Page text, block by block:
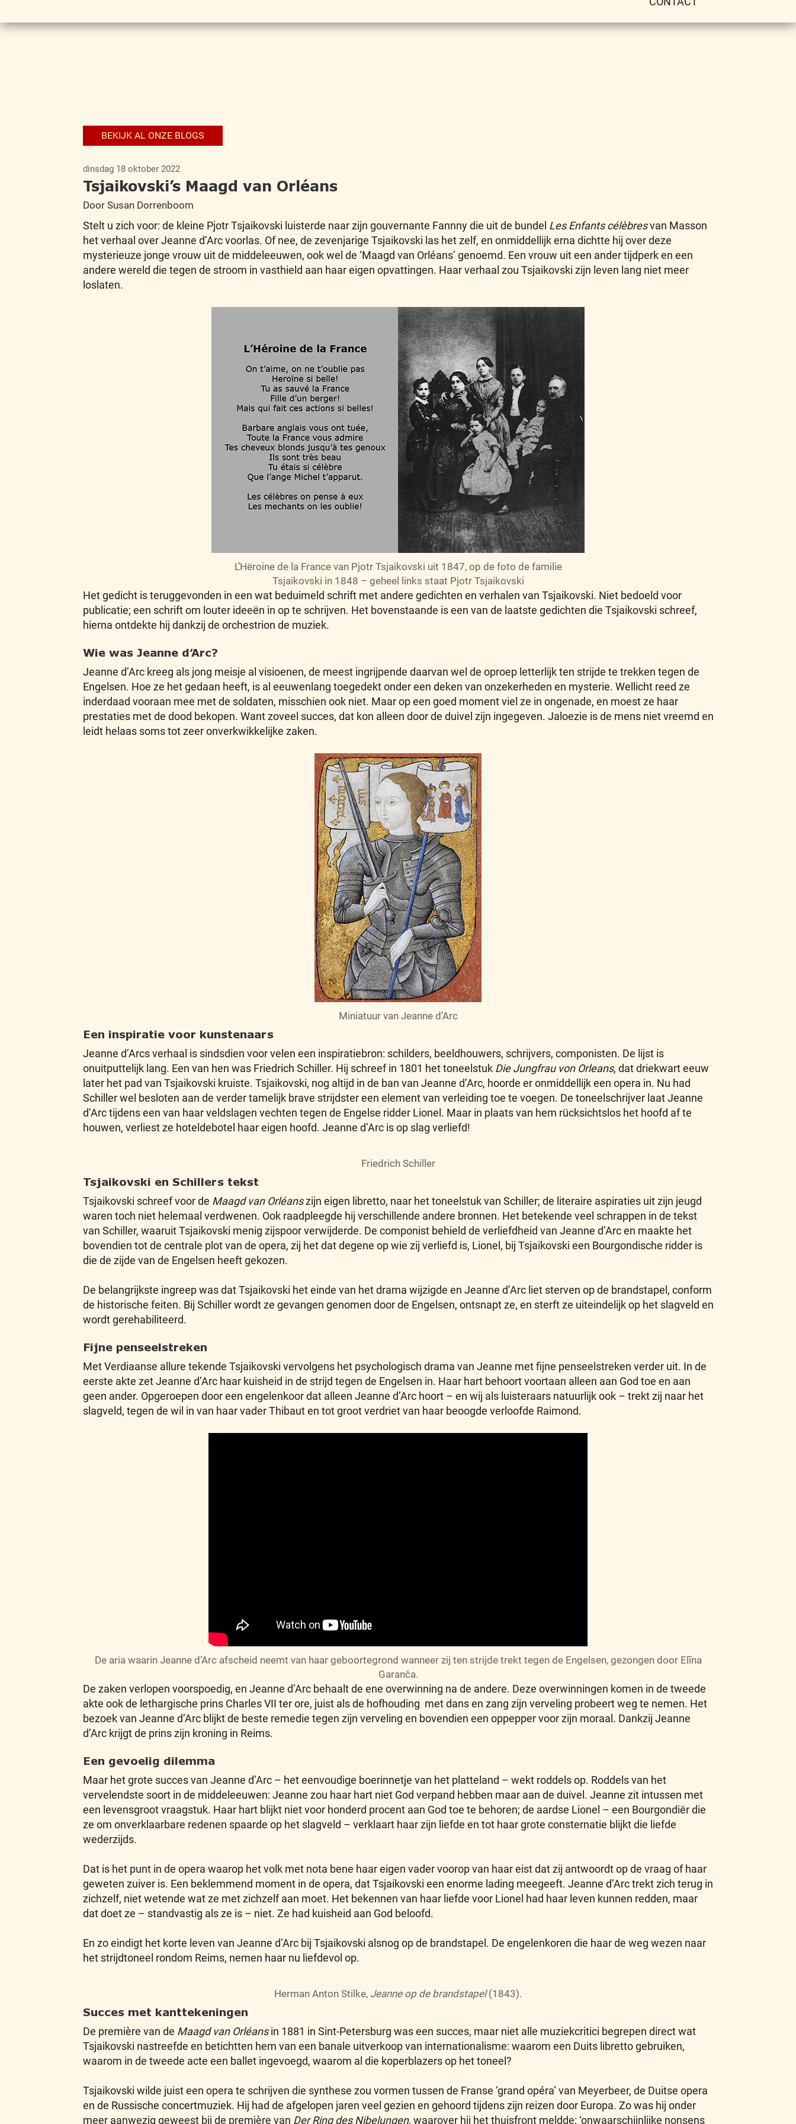
BEKIJK AL ONZE BLOGS
dinsdag 18 oktober 2022
Tsjaikovski’s Maagd van Orléans
Door Susan Dorrenboom
Stelt u zich voor: de kleine Pjotr Tsjaikovski luisterde naar zijn gouvernante Fannny die uit de bundel Les Enfants célèbresvan Masson
het verhaal over Jeanne d’Arc voorlas. Of nee, de zevenjarige Tsjaikovski las het zelf, en onmiddellijk erna dichtte hij over deze
mysterieuze jonge vrouw uit de middeleeuwen, ook wel de ‘Maagd van Orléans’ genoemd. Een vrouw uit een ander tijdperk en een
andere wereld die tegen de stroom in vasthield aan haar eigen opvattingen. Haar verhaal zou Tsjaikovski zijn leven lang niet meer
loslaten.
L’Hëroine de la France van Pjotr Tsjaikovski uit 1847, op de foto de familie
Tsjaikovski in 1848 – geheel links staat Pjotr Tsjaikovski
Het gedicht is teruggevonden in een wat beduimeld schrift met andere gedichten en verhalen van Tsjaikovski. Niet bedoeld voor
publicatie; een schrift om louter ideeën in op te schrijven. Het bovenstaande is een van de laatste gedichten die Tsjaikovski schreef,
hierna ontdekte hij dankzij de orchestrion de muziek.
Wie was Jeanne d’Arc?
Jeanne d’Arc kreeg als jong meisje al visioenen, de meest ingrijpende daarvan wel de oproep letterlijk ten strijde te trekken tegen de
Engelsen. Hoe ze het gedaan heeft, is al eeuwenlang toegedekt onder een deken van onzekerheden en mysterie. Wellicht reed ze
inderdaad vooraan mee met de soldaten, misschien ook niet. Maar op een goed moment viel ze in ongenade, en moest ze haar
prestaties met de dood bekopen. Want zoveel succes, dat kon alleen door de duivel zijn ingegeven. Jaloezie is de mens niet vreemd en
leidt helaas soms tot zeer onverkwikkelijke zaken.
Miniatuur van Jeanne d’Arc
Een inspiratie voor kunstenaars
Jeanne d’Arcs verhaal is sindsdien voor velen een inspiratiebron: schilders, beeldhouwers, schrijvers, componisten. De lijst is
onuitputtelijk lang. Een van hen was Friedrich Schiller. Hij schreef in 1801 het toneelstuk Die Jungfrau von Orleans, dat driekwart eeuw
later het pad van Tsjaikovski kruiste. Tsjaikovski, nog altijd in de ban van Jeanne d’Arc, hoorde er onmiddellijk een opera in. Nu had
Schiller wel besloten aan de verder tamelijk brave strijdster een element van verleiding toe te voegen. De toneelschrijver laat Jeanne
d’Arc tijdens een van haar veldslagen vechten tegen de Engelse ridder Lionel. Maar in plaats van hem rücksichtslos het hoofd af te
houwen, verliest ze hoteldebotel haar eigen hoofd. Jeanne d’Arc is op slag verliefd!
Friedrich Schiller
Tsjaikovski en Schillers tekst
Tsjaikovski schreef voor de Maagd van Orléanszijn eigen libretto, naar het toneelstuk van Schiller; de literaire aspiraties uit zijn jeugd
waren toch niet helemaal verdwenen. Ook raadpleegde hij verschillende andere bronnen. Het betekende veel schrappen in de tekst
van Schiller, waaruit Tsjaikovski menig zijspoor verwijderde. De componist behield de verliefdheid van Jeanne d’Arc en maakte het
bovendien tot de centrale plot van de opera, zij het dat degene op wie zij verliefd is, Lionel, bij Tsjaikovski een Bourgondische ridder is
die de zijde van de Engelsen heeft gekozen.
De belangrijkste ingreep was dat Tsjaikovski het einde van het drama wijzigde en Jeanne d’Arc liet sterven op de brandstapel, conform
de historische feiten. Bij Schiller wordt ze gevangen genomen door de Engelsen, ontsnapt ze, en sterft ze uiteindelijk op het slagveld en
wordt gerehabiliteerd.
Fijne penseelstreken
Met Verdiaanse allure tekende Tsjaikovski vervolgens het psychologisch drama van Jeanne met fijne penseelstreken verder uit. In de
eerste akte zet Jeanne d’Arc haar kuisheid in de strijd tegen de Engelsen in. Haar hart behoort voortaan alleen aan God toe en aan
geen ander. Opgeroepen door een engelenkoor dat alleen Jeanne d’Arc hoort – en wij als luisteraars natuurlijk ook – trekt zij naar het
slagveld, tegen de wil in van haar vader Thibaut en tot groot verdriet van haar beoogde verloofde Raimond.
De aria waarin Jeanne d’Arc afscheid neemt van haar geboortegrond wanneer zij ten strijde trekt tegen de Engelsen, gezongen door Elīna
Garanča.
De zaken verlopen voorspoedig, en Jeanne d’Arc behaalt de ene overwinning na de andere. Deze overwinningen komen in de tweede
akte ook de lethargische prins Charles VII ter ore, juist als de hofhouding met dans en zang zijn verveling probeert weg te nemen. Het
bezoek van Jeanne d’Arc blijkt de beste remedie tegen zijn verveling en bovendien een oppepper voor zijn moraal. Dankzij Jeanne
d’Arc krijgt de prins zijn kroning in Reims.
Een gevoelig dilemma
Maar het grote succes van Jeanne d’Arc – het eenvoudige boerinnetje van het platteland – wekt roddels op. Roddels van het
vervelendste soort in de middeleeuwen: Jeanne zou haar hart niet God verpand hebben maar aan de duivel. Jeanne zit intussen met
een levensgroot vraagstuk. Haar hart blijkt niet voor honderd procent aan God toe te behoren; de aardse Lionel – een Bourgondiër die
ze om onverklaarbare redenen spaarde op het slagveld – verklaart haar zijn liefde en tot haar grote consternatie blijkt die liefde
wederzijds.
Dat is het punt in de opera waarop het volk met nota bene haar eigen vader voorop van haar eist dat zij antwoordt op de vraag of haar
geweten zuiver is. Een beklemmend moment in de opera, dat Tsjaikovski een enorme lading meegeeft. Jeanne d’Arc trekt zich terug in
zichzelf, niet wetende wat ze met zichzelf aan moet. Het bekennen van haar liefde voor Lionel had haar leven kunnen redden, maar
dat doet ze – standvastig als ze is – niet. Ze had kuisheid aan God beloofd.
En zo eindigt het korte leven van Jeanne d’Arc bij Tsjaikovski alsnog op de brandstapel. De engelenkoren die haar de weg wezen naar
het strijdtoneel rondom Reims, nemen haar nu liefdevol op.
Herman Anton Stilke, Jeanne op de brandstapel(1843).
Succes met kanttekeningen
De première van de Maagd van Orléansin 1881 in Sint-Petersburg was een succes, maar niet alle muziekcritici begrepen direct wat
Tsjaikovski nastreefde en betichtten hem van een banale uitverkoop van internationalisme: waarom een Duits libretto gebruiken,
waarom in de tweede acte een ballet ingevoegd, waarom al die koperblazers op het toneel?
Tsjaikovski wilde juist een opera te schrijven die synthese zou vormen tussen de Franse ‘grand opéra’ van Meyerbeer, de Duitse opera
en de Russische concertmuziek. Hij had de afgelopen jaren veel gezien en gehoord tijdens zijn reizen door Europa. Zo was hij onder
meer aanwezig geweest bij de première van Der Ring des Nibelungen, waarover hij het thuisfront meldde: ‘onwaarschijnlijke nonsens